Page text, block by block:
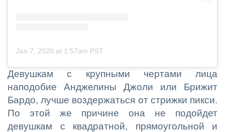
Jan 7, 2020 at 1:57am PST
Девушкам с крупными чертами лица
наподобие Анджелины Джоли или Брижит
Бардо, лучше воздержаться от стрижки пикси.
По этой же причине она не подойдет
девушкам с квадратной, прямоугольной и